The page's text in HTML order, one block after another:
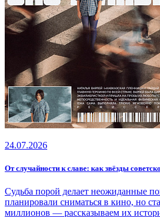
24.07.2026
От случайности к славе: как звёзды
Судьба порой делает неожиданные
планировали сниматься в кино, но
миллионов — рассказываем их